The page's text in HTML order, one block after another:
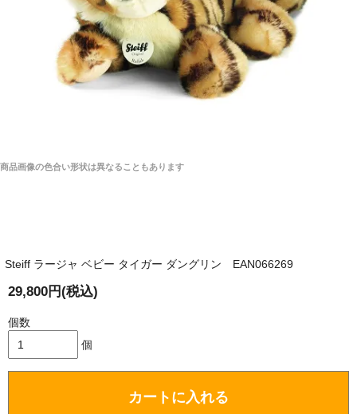
商品画像の色合い形状は異なることもあります
Steiff ラージャ ベビー タイガー ダングリン EAN066269
29,800円(税込)
個数
個
カートに入れる